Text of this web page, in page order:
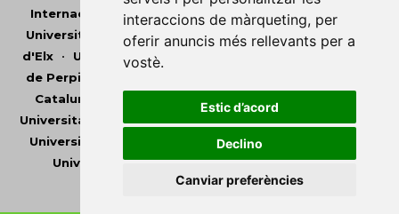
interaccions de màrqueting, per
oferir anuncis més rellevants per a
vostè.
Estic d’acord
Declino
Canviar preferències
Internacional de Catalunya • Universitat Jaume I
Universitat de Lleida •Universitat Miguel Hernández
d'Elx• Universitat Oberta de Catalunya
de Perpinyà Via Domitia
Catalunya
Universitat Politècnica de València
Universitat Pompeu Fabra•Universitat Ramon Llull
Universitat Rovira i Virgili
Universitat de Sàsser
Universitat de València•Universitat de Vic -
Universitat Central de Catalunya